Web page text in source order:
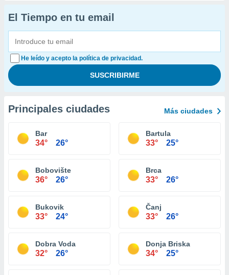
El Tiempo en tu email
He leído y acepto la política de privacidad.
Principales ciudades Más ciudades
Bar
34° 26°
Bartula
33° 25°
Bobovište
36° 26°
Brca
33° 26°
Bukovik
33° 24°
Čanj
33° 26°
Dobra Voda
32° 26°
Donja Briska
34° 25°